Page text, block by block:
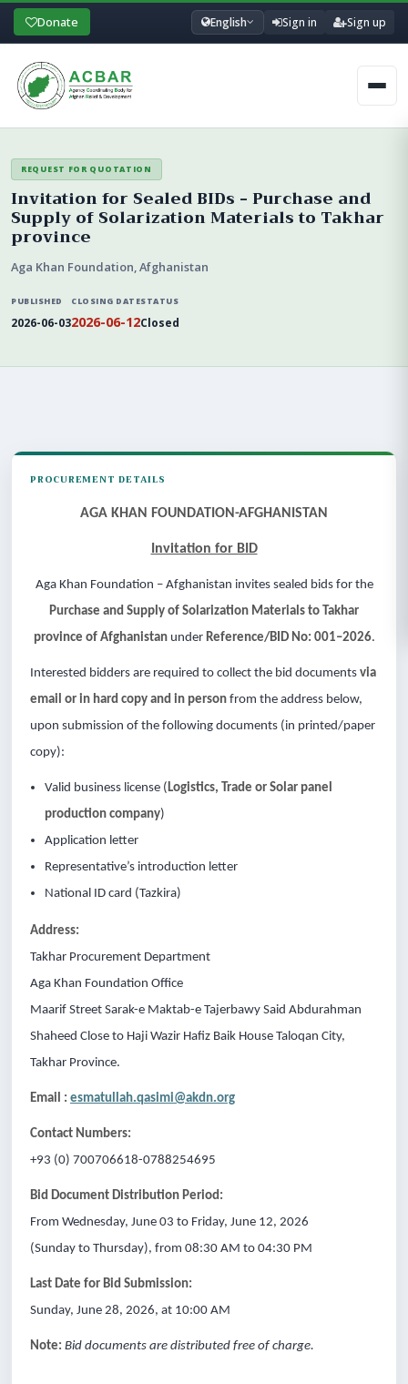
Donate English Sign in Sign up
REQUEST FOR QUOTATION
Invitation for Sealed BIDs - Purchase and
Supply of Solarization Materials to Takhar
province
Aga Khan Foundation, Afghanistan
PUBLISHED
2026-06-03
CLOSING DATE
2026-06-12
STATUS
Closed
PROCUREMENT DETAILS
AGA KHAN FOUNDATION-AFGHANISTAN
Invitation for BID
Aga Khan Foundation – Afghanistan invites sealed bids for the
Purchase and Supply of Solarization Materials to Takhar
province of Afghanistan under Reference/BID No: 001–2026.
Interested bidders are required to collect the bid documents via
email or in hard copy and in person from the address below,
upon submission of the following documents (in printed/paper
copy):
Valid business license (Logistics, Trade or Solar panel
production company)
Application letter
Representative’s introduction letter
National ID card (Tazkira)
Address:
Takhar Procurement Department
Aga Khan Foundation Office
Maarif Street Sarak-e Maktab-e Tajerbawy Said Abdurahman
Shaheed Close to Haji Wazir Hafiz Baik House Taloqan City,
Takhar Province.
Email : esmatullah.qasimi@akdn.org
Contact Numbers:
+93 (0) 700706618-0788254695
Bid Document Distribution Period:
From Wednesday, June 03 to Friday, June 12, 2026
(Sunday to Thursday), from 08:30 AM to 04:30 PM
Last Date for Bid Submission:
Sunday, June 28, 2026, at 10:00 AM
Note: Bid documents are distributed free of charge.